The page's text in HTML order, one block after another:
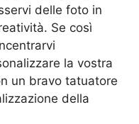
delle foto in
Se così
la vostra
un bravo tatuatore
della